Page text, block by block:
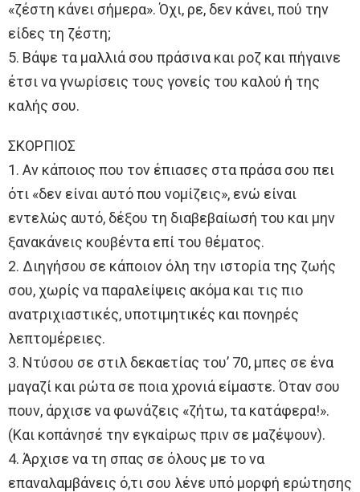
«ζέστη κάνει σήμερα». Όχι, ρε, δεν κάνει, πού την
είδες τη ζέστη;
5. Βάψε τα μαλλιά σου πράσινα και ροζ και πήγαινε
έτσι να γνωρίσεις τους γονείς του καλού ή της
καλής σου.
ΣΚΟΡΠΙΟΣ
1. Αν κάποιος που τον έπιασες στα πράσα σου πει
ότι «δεν είναι αυτό που νομίζεις», ενώ είναι
εντελώς αυτό, δέξου τη διαβεβαίωσή του και μην
ξανακάνεις κουβέντα επί του θέματος.
2. Διηγήσου σε κάποιον όλη την ιστορία της ζωής
σου, χωρίς να παραλείψεις ακόμα και τις πιο
ανατριχιαστικές, υποτιμητικές και πονηρές
λεπτομέρειες.
3. Ντύσου σε στιλ δεκαετίας του’ 70, μπες σε ένα
μαγαζί και ρώτα σε ποια χρονιά είμαστε. Όταν σου
πουν, άρχισε να φωνάζεις «ζήτω, τα κατάφερα!».
(Και κοπάνησέ την εγκαίρως πριν σε μαζέψουν).
4. Άρχισε να τη σπας σε όλους με το να
επαναλαμβάνεις ό,τι σου λένε υπό μορφή ερώτησης